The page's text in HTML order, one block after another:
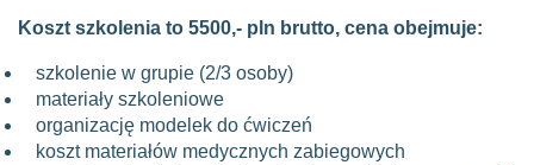
Koszt szkolenia to 5500,- pln brutto, cena obejmuje:
szkolenie w grupie (2/3 osoby)
materiały szkoleniowe
organizację modelek do ćwiczeń
koszt materiałów medycznych zabiegowych